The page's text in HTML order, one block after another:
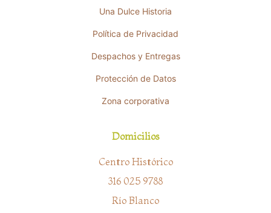
Una Dulce Historia
Política de Privacidad
Despachos y Entregas
Protección de Datos
Zona corporativa
Domicilios
Centro Histórico
316 025 9788
Río Blanco